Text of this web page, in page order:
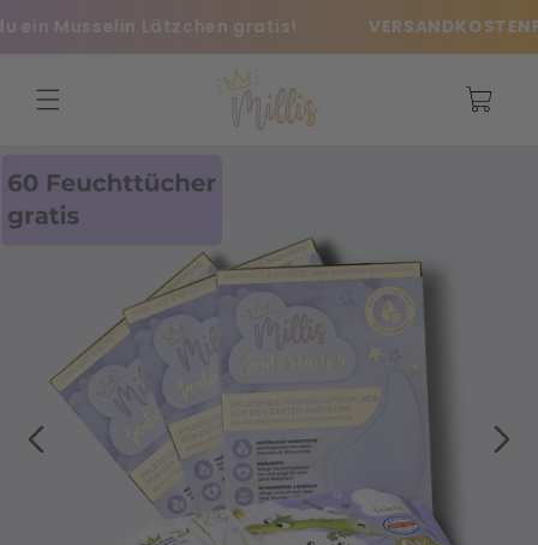
zum
Inhalt
Musselin Lätzchen gratis!
Warenkorb